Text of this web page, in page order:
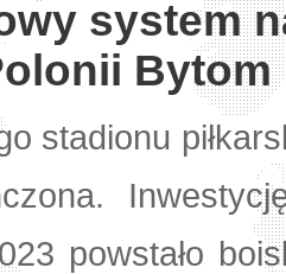
system
Bytom
stadionu
powstało